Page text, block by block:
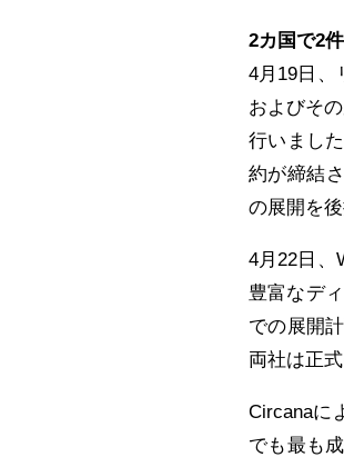
2カ国で2
4月19日、
およびそ
行いまし
約が締結
の展開を
4月22日、
豊富なデ
での展開
両社は正
Circanaに
でも最も